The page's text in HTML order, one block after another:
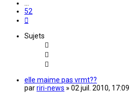
52
Sujets
elle maime pas vrmt??
parriri-news » 02 juil. 2010, 17:09